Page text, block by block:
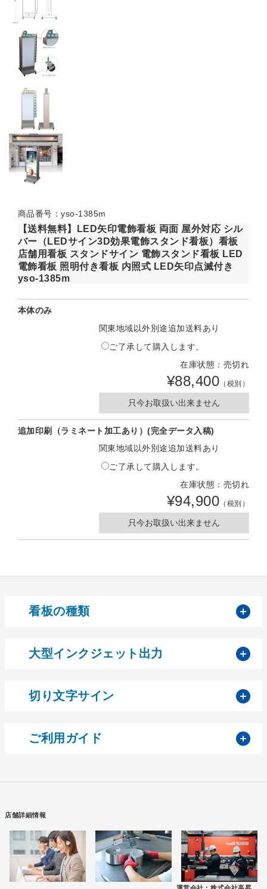
商品番号：yso-1385m
【送料無料】LED矢印電飾看板 両面 屋外対応 シル
バー（LEDサイン3D効果電飾スタンド看板）看板
店舗用看板 スタンドサイン 電飾スタンド看板 LED
電飾看板 照明付き看板 内照式 LED矢印点滅付き
yso-1385m
本体のみ
関東地域以外別途追加送料あり
ご了承して購入します。
在庫状態：売切れ
¥88,400 （税別）
只今お取扱い出来ません
追加印刷（ラミネート加工あり）(完全データ入稿)
関東地域以外別途追加送料あり
ご了承して購入します。
在庫状態：売切れ
¥94,900 （税別）
只今お取扱い出来ません
看板の種類
大型インクジェット出力
切り文字サイン
ご利用ガイド
店舗詳細情報
運営会社 : 株式会社高昇